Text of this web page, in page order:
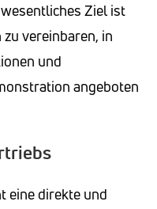
Ziel ist
vereinbaren, in
und
angeboten
eine direkte und